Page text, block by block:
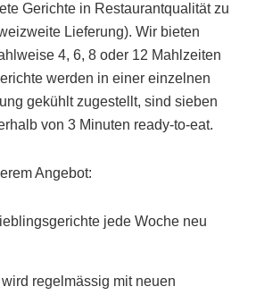
Gerichte in Restaurantqualität zu
Lieferung). Wir bieten
4, 6, 8 oder 12 Mahlzeiten
werden in einer einzelnen
gekühlt zugestellt, sind sieben
von 3 Minuten ready-to-eat.
Angebot:
jede Woche neu
regelmässig mit neuen